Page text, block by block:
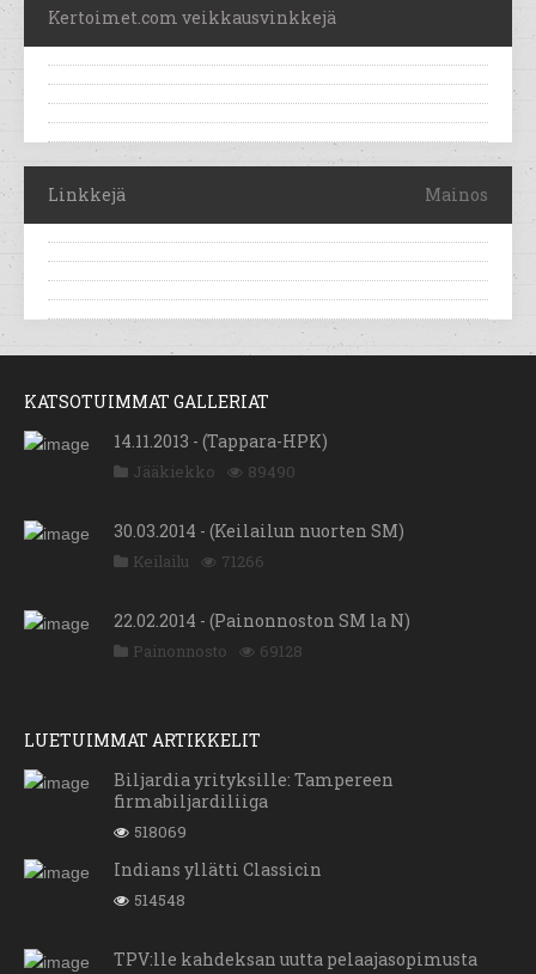
Kertoimet.com veikkausvinkkejä
Linkkejä Mainos
KATSOTUIMMAT GALLERIAT
14.11.2013 - (Tappara-HPK)
Jääkiekko 89490
30.03.2014 - (Keilailun nuorten SM)
Keilailu 71266
22.02.2014 - (Painonnoston SM la N)
Painonnosto 69128
LUETUIMMAT ARTIKKELIT
Biljardia yrityksille: Tampereen
firmabiljardiliiga
518069
Indians yllätti Classicin
514548
TPV:lle kahdeksan uutta pelaajasopimusta